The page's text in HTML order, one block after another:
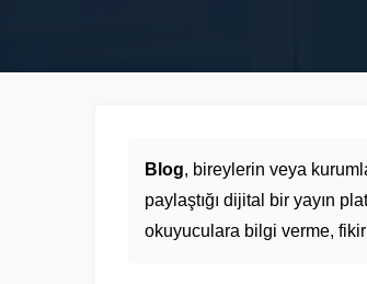
Blog, bireylerin veya
paylaştığı dijital bir yayın
okuyuculara bilgi verme,